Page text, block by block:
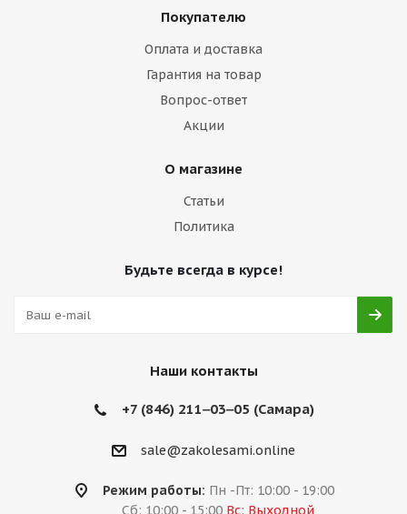
Покупателю
Оплата и доставка
Гарантия на товар
Вопрос-ответ
Акции
О магазине
Статьи
Политика
Будьте всегда в курсе!
Наши контакты
+7 (846) 211‒03‒05 (Самара)
sale@zakolesami.online
Режим работы: Пн -Пт: 10:00 - 19:00
Сб: 10:00 - 15:00 Вс: Выходной